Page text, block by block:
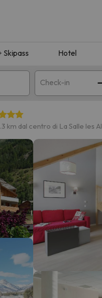
Skipass Hotel
Check-in
alla sua
la strada. Non appena
km dal centro di La Salle les